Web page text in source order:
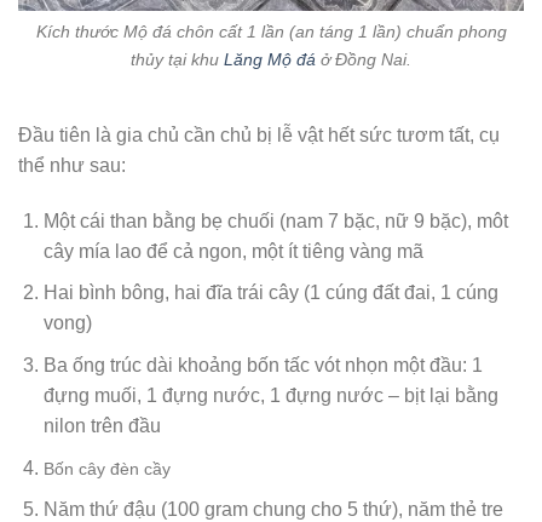
Kích thước Mộ đá chôn cất 1 lần (an táng 1 lần) chuẩn phong
thủy tại khu Lăng Mộ đá ở Đồng Nai.
Đầu tiên là gia chủ cần chủ bị lễ vật hết sức tươm tất, cụ
thể như sau:
Một cái than bằng bẹ chuối (nam 7 bặc, nữ 9 bặc), môt
cây mía lao để cả ngon, một ít tiêng vàng mã
Hai bình bông, hai đĩa trái cây (1 cúng đất đai, 1 cúng
vong)
Ba ống trúc dài khoảng bốn tấc vót nhọn một đầu: 1
đựng muối, 1 đựng nước, 1 đựng nước – bịt lại bằng
nilon trên đầu
Bốn cây đèn cầy
Năm thứ đậu (100 gram chung cho 5 thứ), năm thẻ tre